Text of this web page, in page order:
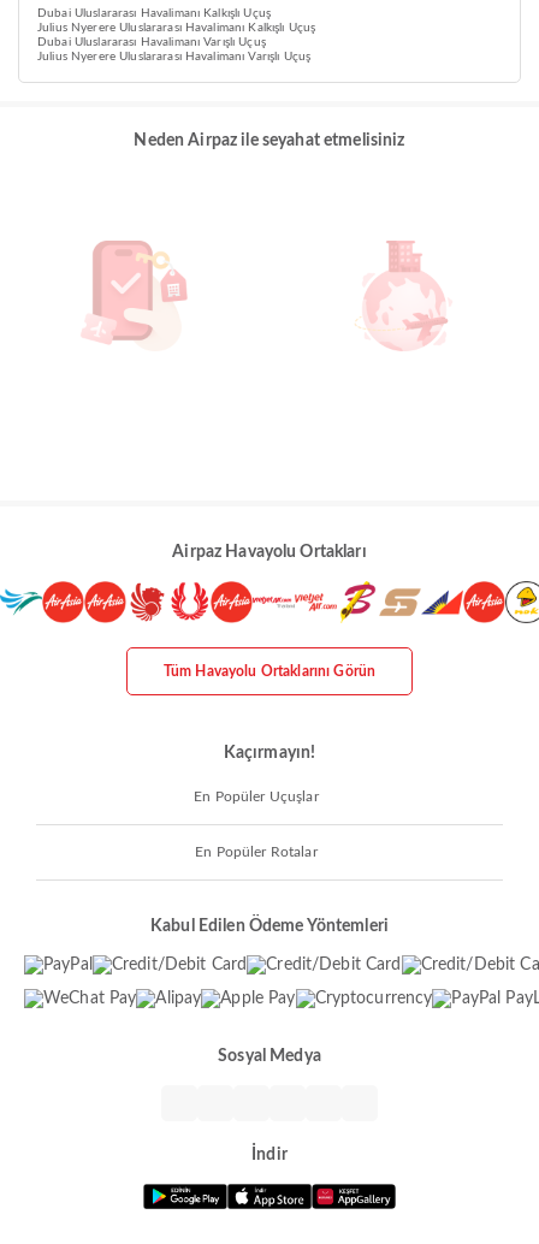
Dubai Uluslararası Havalimanı Kalkışlı Uçuş
Julius Nyerere Uluslararası Havalimanı Kalkışlı Uçuş
Dubai Uluslararası Havalimanı Varışlı Uçuş
Julius Nyerere Uluslararası Havalimanı Varışlı Uçuş
Neden Airpaz ile seyahat etmelisiniz
Airpaz Havayolu Ortakları
Tüm Havayolu Ortaklarını Görün
Kaçırmayın!
En Popüler Uçuşlar
En Popüler Rotalar
Kabul Edilen Ödeme Yöntemleri
Sosyal Medya
İndir